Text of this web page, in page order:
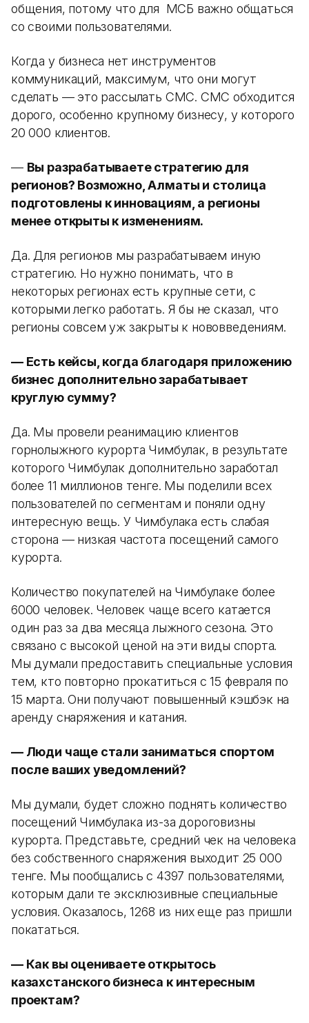
общения, потому что для МСБ важно общаться
со своими пользователями.
Когда у бизнеса нет инструментов
коммуникаций, максимум, что они могут
сделать — это рассылать СМС. СМС обходится
дорого, особенно крупному бизнесу, у которого
20 000 клиентов.
— Вы разрабатываете стратегию для
регионов? Возможно, Алматы и столица
подготовлены к инновациям, а регионы
менее открыты к изменениям.
Да. Для регионов мы разрабатываем иную
стратегию. Но нужно понимать, что в
некоторых регионах есть крупные сети, с
которыми легко работать. Я бы не сказал, что
регионы совсем уж закрыты к нововведениям.
— Есть кейсы, когда благодаря приложению
бизнес дополнительно зарабатывает
круглую сумму?
Да. Мы провели реанимацию клиентов
горнолыжного курорта Чимбулак, в результате
которого Чимбулак дополнительно заработал
более 11 миллионов тенге. Мы поделили всех
пользователей по сегментам и поняли одну
интересную вещь. У Чимбулака есть слабая
сторона — низкая частота посещений самого
курорта.
Количество покупателей на Чимбулаке более
6000 человек. Человек чаще всего катается
один раз за два месяца лыжного сезона. Это
связано с высокой ценой на эти виды спорта.
Мы думали предоставить специальные условия
тем, кто повторно прокатиться с 15 февраля по
15 марта. Они получают повышенный кэшбэк на
аренду снаряжения и катания.
— Люди чаще стали заниматься спортом
после ваших уведомлений?
Мы думали, будет сложно поднять количество
посещений Чимбулака из-за дороговизны
курорта. Представьте, средний чек на человека
без собственного снаряжения выходит 25 000
тенге. Мы пообщались с 4397 пользователями,
которым дали те эксклюзивные специальные
условия. Оказалось, 1268 из них еще раз пришли
покататься.
— Как вы оцениваете открытось
казахстанского бизнеса к интересным
проектам?